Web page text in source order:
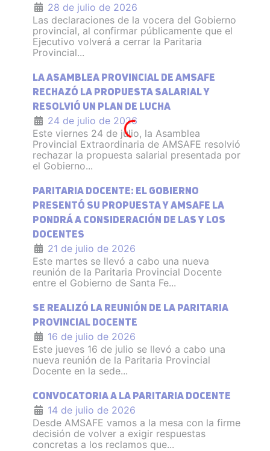
28 de julio de 2026
Las declaraciones de la vocera del Gobierno
provincial, al confirmar públicamente que el
Ejecutivo volverá a cerrar la Paritaria
Provincial...
LA ASAMBLEA PROVINCIAL DE AMSAFE
RECHAZÓ LA PROPUESTA SALARIAL Y
RESOLVIÓ UN PLAN DE LUCHA
24 de julio de 2026
Este viernes 24 de julio, la Asamblea
Provincial Extraordinaria de AMSAFE resolvió
rechazar la propuesta salarial presentada por
el Gobierno...
PARITARIA DOCENTE: EL GOBIERNO
PRESENTÓ SU PROPUESTA Y AMSAFE LA
PONDRÁ A CONSIDERACIÓN DE LAS Y LOS
DOCENTES
21 de julio de 2026
Este martes se llevó a cabo una nueva
reunión de la Paritaria Provincial Docente
entre el Gobierno de Santa Fe...
SE REALIZÓ LA REUNIÓN DE LA PARITARIA
PROVINCIAL DOCENTE
16 de julio de 2026
Este jueves 16 de julio se llevó a cabo una
nueva reunión de la Paritaria Provincial
Docente en la sede...
CONVOCATORIA A LA PARITARIA DOCENTE
14 de julio de 2026
Desde AMSAFE vamos a la mesa con la firme
decisión de volver a exigir respuestas
concretas a los reclamos que...